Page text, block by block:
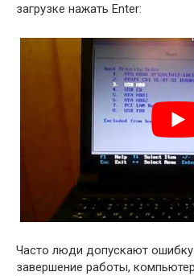
загрузке нажать Enter:
Часто люди допускают
завершение работы,